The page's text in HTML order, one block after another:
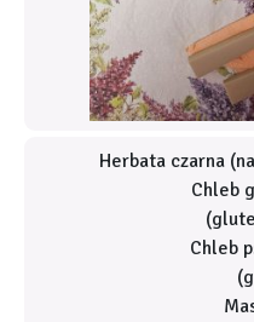
Herbata czarna
Chleb
Chleb